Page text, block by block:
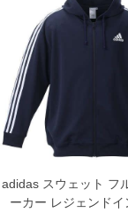
単位はcm
※【返品交換について】
返品交換希望の方は、商
下着(肌着)やワイシャツ
ご了承くださいませ。
※【ボトムの裾上げをご希
裾上げ料金は500円+税とな
備考欄に股下●cmとご記
上の品が対象。1本5,999
出荷まで約1週間～20日
一部、お直しに対応出来
いている、極端なデザイン
adidas スウェット フ
ーカー レジェンド